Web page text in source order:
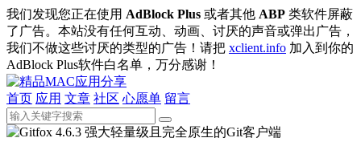
我们发现您正在使用 AdBlock Plus 或者其他 ABP 类软件屏蔽
了广告。本站没有任何互动、动画、讨厌的声音或弹出广告，
我们不做这些讨厌的类型的广告！请把 xclient.info 加入到你的
AdBlock Plus软件白名单，万分感谢！
首页 应用 文章 社区 心愿单 留言